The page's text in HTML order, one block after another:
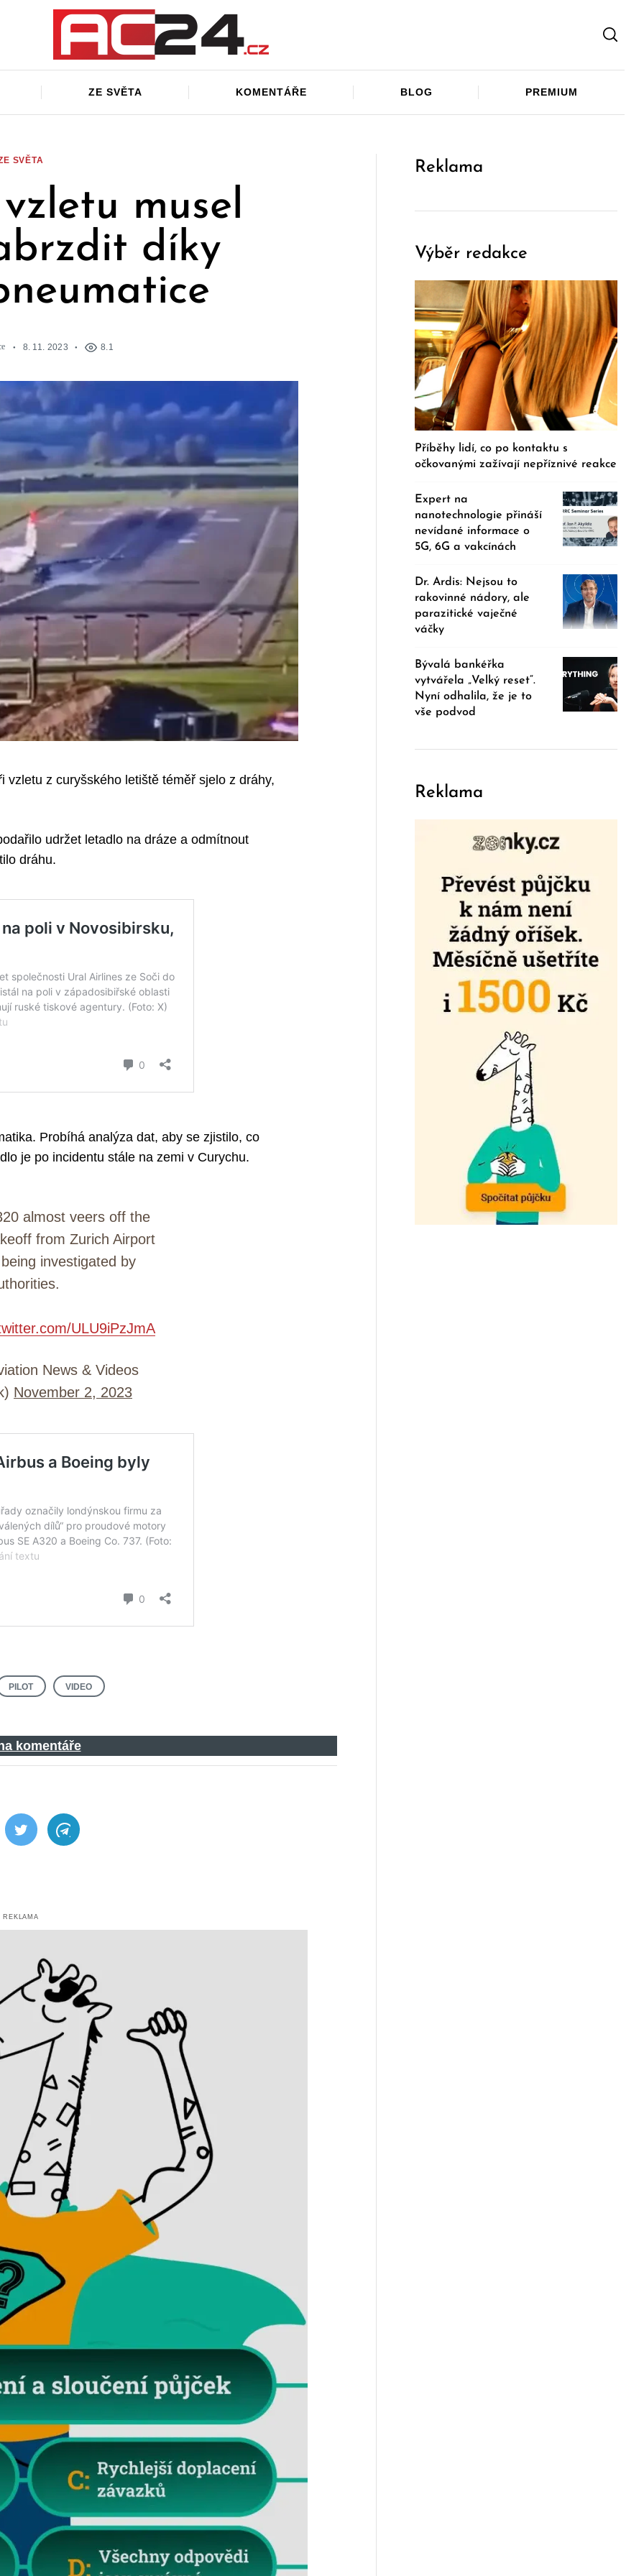
ZE SVĚTA KOMENTÁŘE BLOG PREMIUM
SVĚTA
musel
díky
8. 11. 2023 8.1
vzletu z curyšského letiště téměř sjelo z dráhy,
udržet letadlo na dráze a odmítnout
dráhu.
Probíhá analýza dat, aby se zjistilo, co
je po incidentu stále na zemi v Curychu.
almost veers off the
from Zurich Airport
investigated by
ULU9iPzJmA
News & Videos
November 2, 2023
PILOT VIDEO
komentáře
Twitter Telegram
REKLAMA
Reklama
Výběr redakce
Příběhy lidí, co po kontaktu s
očkovanými zažívají nepříznivé reakce
Expert na
nanotechnologie přináší
nevídané informace o
5G, 6G a vakcínách
Dr. Ardis: Nejsou to
rakovinné nádory, ale
parazitické vaječné
váčky
Bývalá bankéřka
vytvářela „Velký reset“.
Nyní odhalila, že je to
vše podvod
Reklama